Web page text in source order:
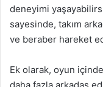
deneyimi
sayesinde, takım
ve beraber hareket
Ek olarak, oyun